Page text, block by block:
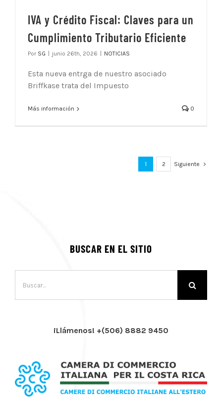
IVA y Crédito Fiscal: Claves para un
Cumplimiento Tributario Eficiente
Por SG junio 26th, 2026 NOTICIAS
Esta nueva entrga de nuestro asociado
Briffkase trata del Impuesto
Más información 0
1 2 Siguiente
BUSCAR EN EL SITIO
¡Llámenos! +(506) 8882 9450